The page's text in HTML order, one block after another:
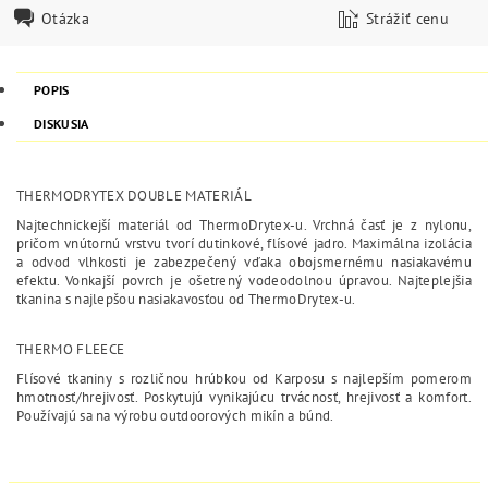
Otázka Strážiť cenu
POPIS
DISKUSIA
THERMODRYTEX DOUBLE MATERIÁL
Najtechnickejší materiál od ThermoDrytex-u. Vrchná časť je z nylonu,
pričom vnútornú vrstvu tvorí dutinkové, flísové jadro. Maximálna izolácia
a odvod vlhkosti je zabezpečený vďaka obojsmernému nasiakavému
efektu. Vonkajší povrch je ošetrený vodeodolnou úpravou. Najteplejšia
tkanina s najlepšou nasiakavosťou od ThermoDrytex-u.
THERMO FLEECE
Flísové tkaniny s rozličnou hrúbkou od Karposu s najlepším pomerom
hmotnosť/hrejivosť. Poskytujú vynikajúcu trvácnosť, hrejivosť a komfort.
Používajú sa na výrobu outdoorových mikín a búnd.